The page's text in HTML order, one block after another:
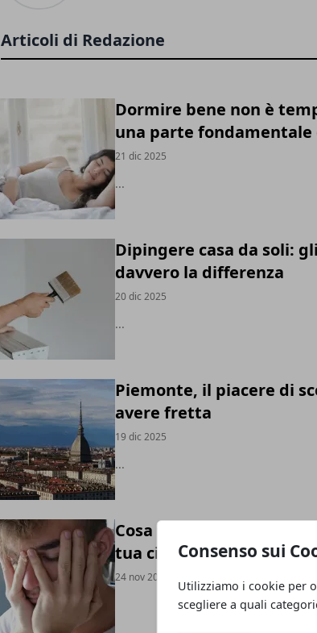
Consenso sui
Utilizziamo i cookie per
scegliere a quali
Articoli di Redazione
Dormire bene non è
una parte fondamentale
21 dic 2025
...
Dipingere casa da soli:
davvero la differenza
20 dic 2025
...
Piemonte, il piacere di
avere fretta
19 dic 2025
...
Cosa fare se sei vittima
tua città: guida pratica
24 nov 2025